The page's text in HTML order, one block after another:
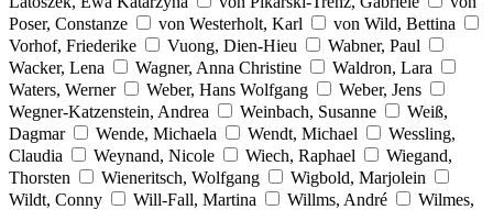
Poser, Constanze
von Westerholt, Karl
von Wild, Bettina
Vorhof, Friederike
Vuong, Dien-Hieu
Wabner, Paul
Wacker, Lena
Wagner, Anna Christine
Waldron, Lara
Waters, Werner
Weber, Hans Wolfgang
Weber, Jens
Wegner-Katzenstein, Andrea
Weinbach, Susanne
Weiß,
Dagmar
Wende, Michaela Wendt, Michael
Wessling,
Claudia
Weynand, Nicole Wiech, Raphael
Wiegand,
Thorsten
Wieneritsch, Wolfgang
Wigbold, Marjolein
Wildt, Conny
Will-Fall, Martina Willms, André
Wilmes,